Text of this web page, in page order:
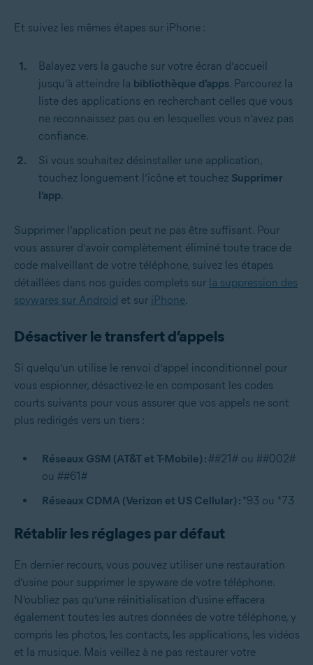
Et suivez les mêmes étapes sur iPhone :
Balayez vers la gauche sur votre écran d’accueil
jusqu’à atteindre la bibliothèque d’apps. Parcourez la
liste des applications en recherchant celles que vous
ne reconnaissez pas ou en lesquelles vous n’avez pas
confiance.
Si vous souhaitez désinstaller une application,
touchez longuement l’icône et touchez Supprimer
l’app.
Supprimer l’application peut ne pas être suffisant. Pour
vous assurer d’avoir complètement éliminé toute trace de
code malveillant de votre téléphone, suivez les étapes
détaillées dans nos guides complets sur la suppression des
spywares sur Android et sur iPhone.
Désactiver le transfert d’appels
Si quelqu’un utilise le renvoi d’appel inconditionnel pour
vous espionner, désactivez-le en composant les codes
courts suivants pour vous assurer que vos appels ne sont
plus redirigés vers un tiers :
Réseaux GSM (AT&T et T-Mobile) :##21# ou ##002#
ou ##61#
Réseaux CDMA (Verizon et US Cellular) : *93 ou *73
Rétablir les réglages par défaut
En dernier recours, vous pouvez utiliser une restauration
d’usine pour supprimer le spyware de votre téléphone.
N’oubliez pas qu’une réinitialisation d’usine effacera
également toutes les autres données de votre téléphone, y
compris les photos, les contacts, les applications, les vidéos
et la musique. Mais veillez à ne pas restaurer votre